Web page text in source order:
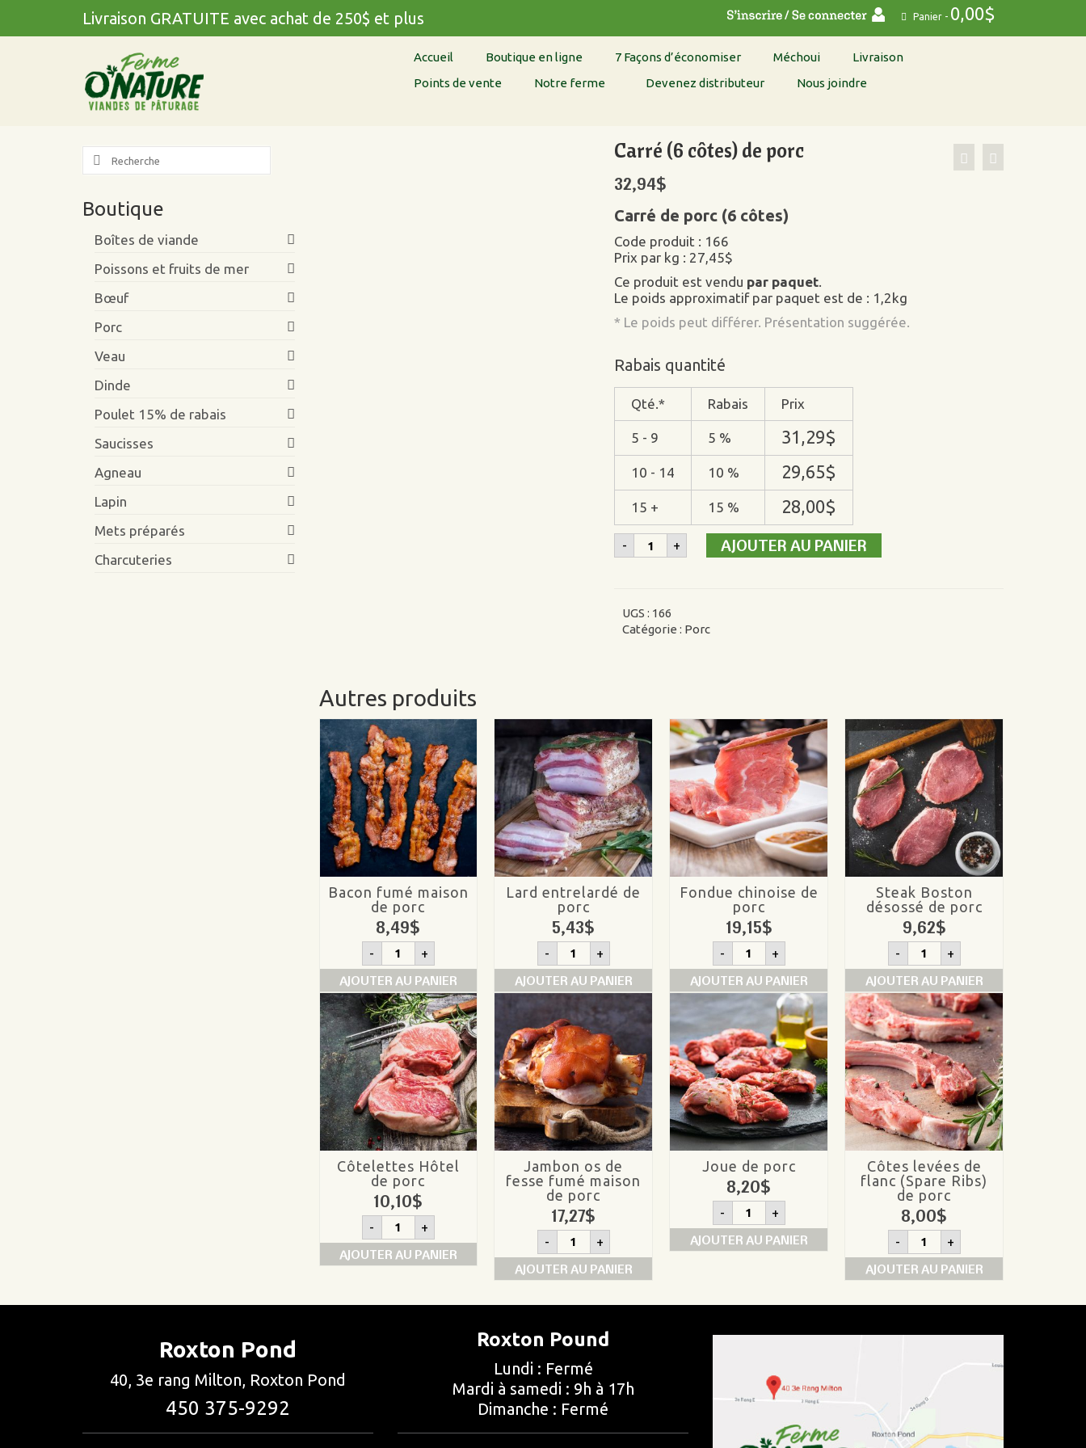
Panier - 0,00$
Livraison GRATUITE avec achat de 250$ et plus
Accueil Boutique en ligne 7 Façons d’économiser Méchoui
Livraison
Points de vente
Notre ferme Devenez distributeur Nous joindre
Carré (6 côtes) de porc
32,94$
Carré de porc (6 côtes)
Code produit : 166
Prix par kg : 27,45$
Ce produit est vendu par paquet.
Le poids approximatif par paquet est de : 1,2kg
* Le poids peut différer. Présentation suggérée.
Rabais quantité
Qté.* Rabais Prix
5 - 9 5 % 31,29$
10 - 14 10 % 29,65$
15 + 15 % 28,00$
- quantité
de
de
porc
+ AJOUTER AU PANIER
UGS : 166
Catégorie : Porc
Autres produits
Bacon fumé maison
de porc
8,49$
- quantité
de
Bacon
fumé
maison
de
porc
+
AJOUTER AU PANIER
Lard entrelardé de
porc
5,43$
- quantité
de
Lard
entrelardé
porc
+
AJOUTER AU PANIER
Fondue chinoise de
porc
19,15$
- quantité
de
Fondue
chinoise
de
porc
+
AJOUTER AU PANIER
Steak Boston
désossé de porc
9,62$
- quantité
de
Steak
Boston
désossé
de
porc
+
AJOUTER AU PANIER
Côtelettes Hôtel
de porc
10,10$
- quantité
de
Côtelettes
Hôtel
+
AJOUTER AU PANIER
Jambon os de
fesse fumé maison
de porc
17,27$
- quantité
de
Jambon
os
fesse
maison
de
+
AJOUTER AU PANIER
Joue de porc
8,20$
- quantité
de
Joue
de
+
AJOUTER AU PANIER
Côtes levées de
flanc (Spare Ribs)
de porc
8,00$
- quantité
de
Côtes
levées
flanc
Ribs)
+
AJOUTER AU PANIER
Search
for:
Boutique
Boîtes de viande
Poissons et fruits de mer
Bœuf
Porc
Veau
Dinde
Poulet 15% de rabais
Saucisses
Agneau
Lapin
Mets préparés
Charcuteries
Roxton Pond
40, 3e rang Milton, Roxton Pond
450 375-9292
Roxton Pound
Lundi : Fermé
Mardi à samedi : 9h à 17h
Dimanche : Fermé